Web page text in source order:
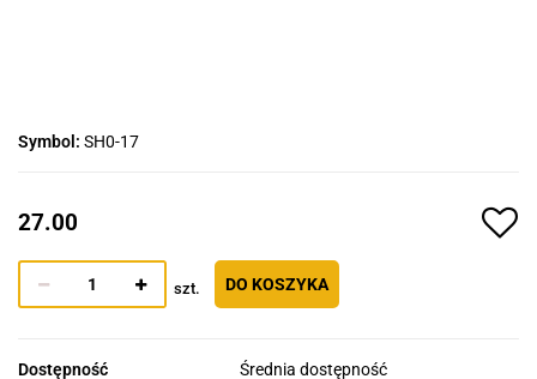
Symbol: SH0-17
27.00
szt. DO KOSZYKA
Dostępność Średnia dostępność